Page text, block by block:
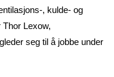
, kulde- og
Lexow,
seg til å jobbe under